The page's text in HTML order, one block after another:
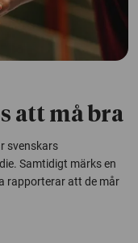
att må bra
svenskars
Samtidigt märks en
rapporterar att de mår